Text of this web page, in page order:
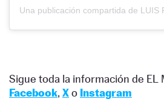
Sigue toda la información de EL
Facebook, Xo Instagram